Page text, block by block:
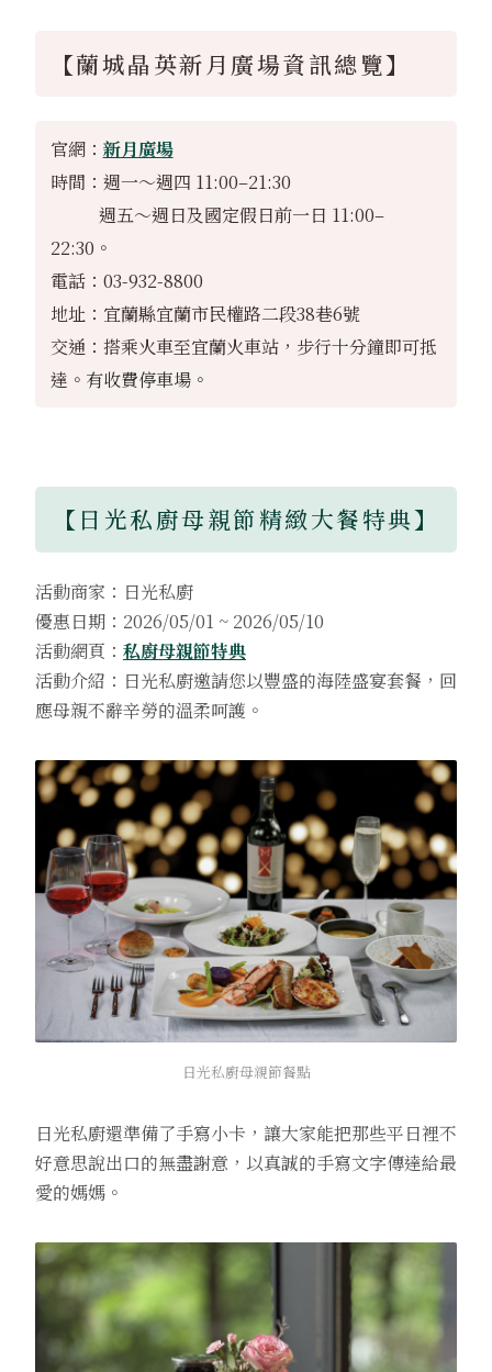
【蘭城晶英新月廣場資訊總覽】
官網： 新月廣場
時間：週一～週四 11:00–21:30
週五～週日及國定假日前一日 11:00–
22:30。
電話：03-932-8800
地址：宜蘭縣宜蘭市民權路二段38巷6號
交通：搭乘火車至宜蘭火車站，步行十分鐘即可抵
達。 有收費停車場。
【日光私廚母親節精緻大餐特典】
活動商家：日光私廚
優惠日期：2026/05/01 ~ 2026/05/10
活動網頁： 私廚母親節特典
活動介紹：日光私廚邀請您以豐盛的海陸盛宴套餐，回
應母親不辭辛勞的溫柔呵護。
日光私廚母親節餐點
日光私廚還準備了手寫小卡，讓大家能把那些平日裡不
好意思說出口的無盡謝意，以真誠的手寫文字傳達給最
愛的媽媽。